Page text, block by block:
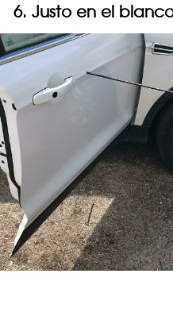
6. Justo en el